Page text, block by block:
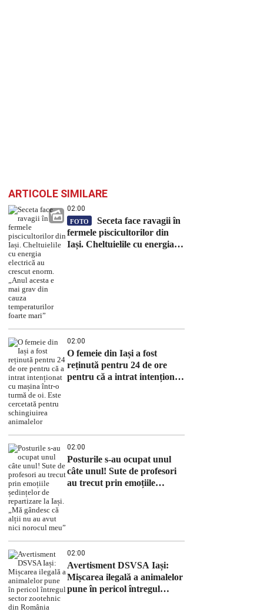
ARTICOLE SIMILARE
02:00
FOTO
Seceta face ravagii în
fermele piscicultorilor din
Iași. Cheltuielile cu energia
02:00
O femeie din Iași a fost
reținută pentru 24 de ore
pentru că a intrat intenționat
02:00
Posturile s-au ocupat unul
câte unul! Sute de profesori
au trecut prin emoțiile
02:00
Avertisment DSVSA Iași:
Mișcarea ilegală a animalelor
pune în pericol întregul